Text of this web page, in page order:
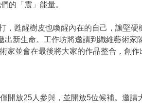
的「震」能量。
甦醒樹皮也喚醒內在的自己，讓堅硬
新生命。工作坊將邀請到纖維藝術家
家並會在最後將大家的作品整合，創
開放25人參與，並開放5位候補。邀請